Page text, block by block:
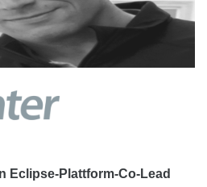
Eclipse-Plattform-Co-Lead